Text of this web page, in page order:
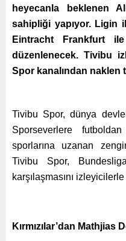
heyecanla beklenen
sahipliği yapıyor. Ligin
Eintracht Frankfurt
düzenlenecek. Tivibu
Spor kanalından naklen
Tivibu Spor, dünya
Sporseverlere
sporlarına uzanan
Tivibu Spor,
karşılaşmasını
Kırmızılar’dan Mathjias